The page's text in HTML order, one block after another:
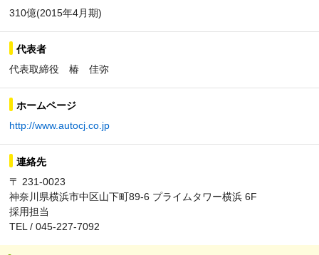
310億(2015年4月期)
代表者
代表取締役 椿 佳弥
ホームページ
http://www.autocj.co.jp
連絡先
〒 231-0023
神奈川県横浜市中区山下町89-6 プライムタワー横浜 6F
採用担当
TEL / 045-227-7092